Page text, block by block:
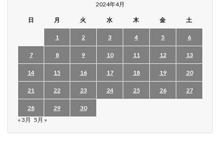
2024年4月
日 月 火 水 木 金 土
1 2 3 4 5 6
7 8 9 10 11 12 13
14 15 16 17 18 19 20
21 22 23 24 25 26 27
28 29
30
« 3月 5月 »